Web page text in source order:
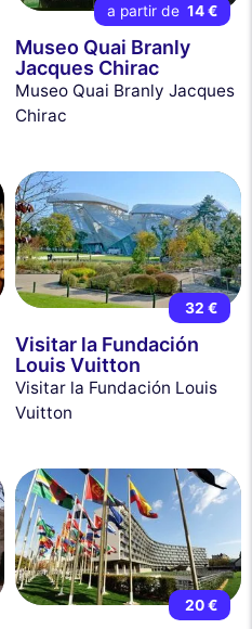
a partir de 14 €
Museo Quai Branly
Jacques Chirac
Museo Quai Branly Jacques
Chirac
32 €
Visitar la Fundación
Louis Vuitton
Visitar la Fundación Louis
Vuitton
20 €